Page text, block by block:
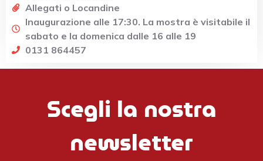
Allegati o Locandine
Inaugurazione alle 17:30. La mostra è visitabile il
sabato e la domenica dalle 16 alle 19
0131 864457
Scegli la nostra
newsletter